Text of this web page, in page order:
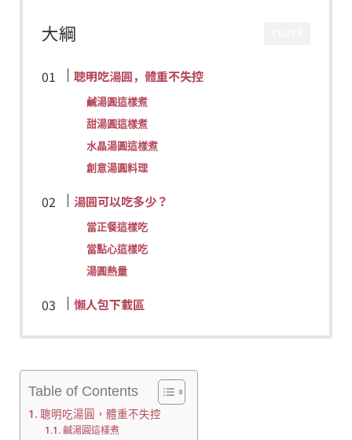
大綱
聰明吃湯圓，體重不失控
鹹湯圓這樣煮
甜湯圓這樣煮
水晶湯圓這樣煮
創意湯圓料理
湯圓可以吃多少？
當正餐這樣吃
當點心這樣吃
湯圓熱量
懶人包下載區
Table of Contents
聰明吃湯圓，體重不失控
鹹湯圓這樣煮